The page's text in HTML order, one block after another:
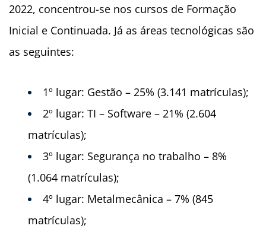
2022, concentrou-se nos cursos de Formação
Inicial e Continuada. Já as áreas tecnológicas são
as seguintes:
1º lugar: Gestão – 25% (3.141 matrículas);
2º lugar: TI – Software – 21% (2.604
matrículas);
3º lugar: Segurança no trabalho – 8%
(1.064 matrículas);
4º lugar: Metalmecânica – 7% (845
matrículas);